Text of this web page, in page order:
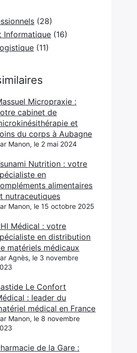
(28)
Informatique (16)
(11)
Micropraxie :
cabinet de
et
du corps à Aubagne
Manon, le 2 mai 2024
Nutrition : votre
en
alimentaires
nutraceutiques
Manon, le 15 octobre 2025
Médical : votre
en distribution
matériels médicaux
Agnès, le 3 novembre
Le Confort
: leader du
médical en France
Manon, le 8 novembre
de la Gare :